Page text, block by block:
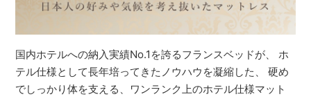
国内ホテルへの納入実績No.1を誇るフランスベッドが、 ホ
テル仕様として長年培ってきたノウハウを凝縮した、 硬め
でしっかり体を支える、ワンランク上のホテル仕様マット